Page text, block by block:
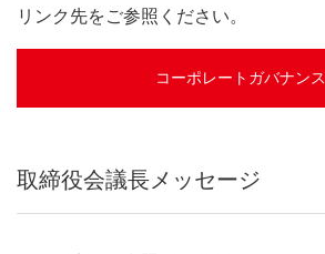
リンク先をご参照ください。
コーポレートガバナンス
取締役会議長メッセージ